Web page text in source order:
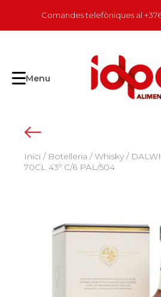
content
Comandes telefòniques al
Menu
Inici / Botelleria /Whisky /
70CL 43º C/6 PAL/504